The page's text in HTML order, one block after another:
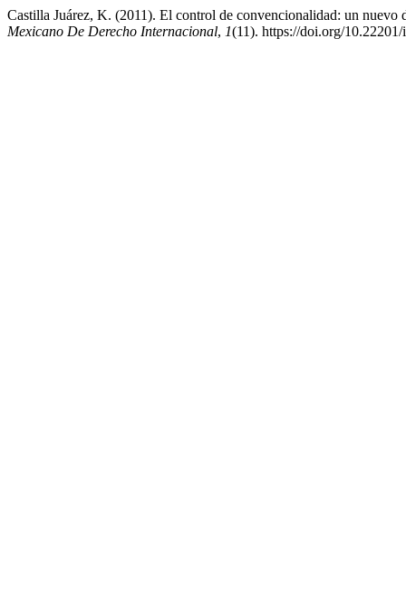
Castilla Juárez, K. (2011). El control de convencionalidad: un
Mexicano De Derecho Internacional, 1(11). https://doi.org/